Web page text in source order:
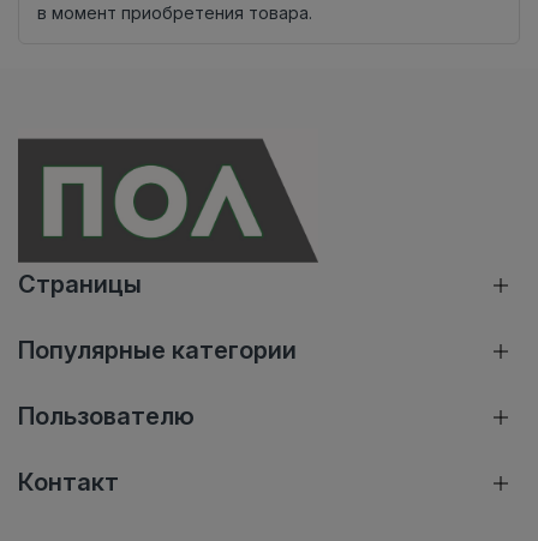
в момент приобретения товара.
Страницы
Популярные категории
Пользователю
Контакт